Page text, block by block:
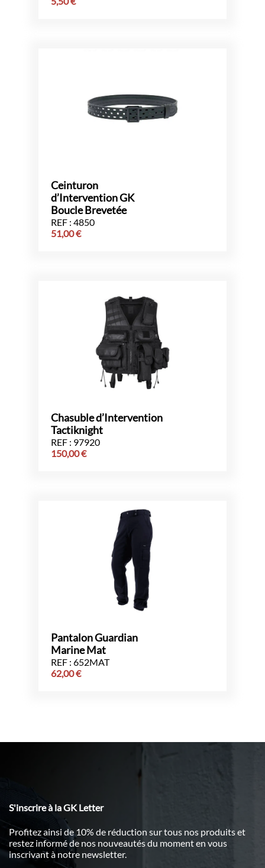
Ceinturon
d’Intervention GK
Boucle Brevetée
REF : 4850
51,00€
Chasuble d’Intervention
Tactiknight
REF : 97920
150,00€
Pantalon Guardian
Marine Mat
REF : 652MAT
62,00€
S'inscrire à la GK Letter
Profitez ainsi de 10% de réduction sur tous nos produits et
restez informé de nos nouveautés du moment en vous
inscrivant à notre newsletter.